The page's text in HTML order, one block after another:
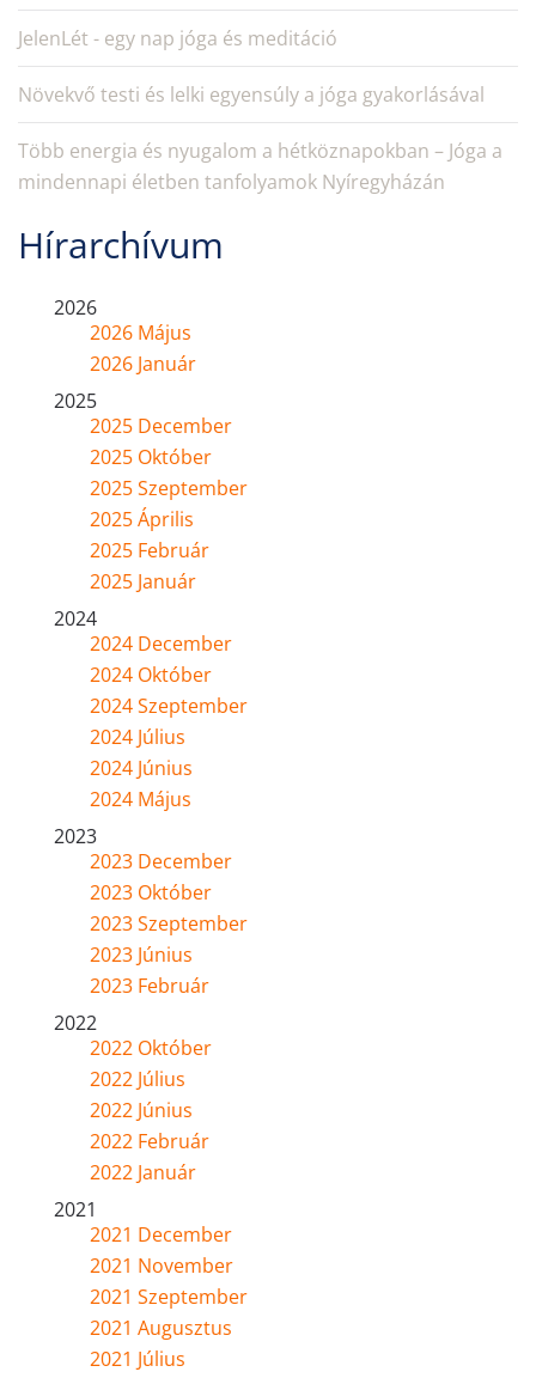
JelenLét - egy nap jóga és meditáció
Növekvő testi és lelki egyensúly a jóga gyakorlásával
Több energia és nyugalom a hétköznapokban – Jóga a
mindennapi életben tanfolyamok Nyíregyházán
Hírarchívum
2026
2026 Május
2026 Január
2025
2025 December
2025 Október
2025 Szeptember
2025 Április
2025 Február
2025 Január
2024
2024 December
2024 Október
2024 Szeptember
2024 Július
2024 Június
2024 Május
2023
2023 December
2023 Október
2023 Szeptember
2023 Június
2023 Február
2022
2022 Október
2022 Július
2022 Június
2022 Február
2022 Január
2021
2021 December
2021 November
2021 Szeptember
2021 Augusztus
2021 Július